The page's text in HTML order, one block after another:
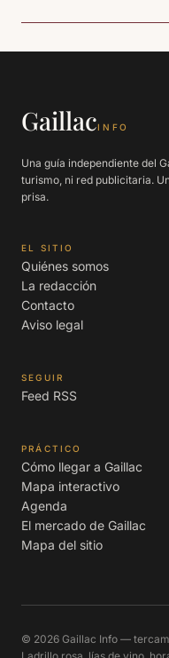
GaillacINFO
Una guía independiente del
turismo, ni red publicitaria.
prisa.
EL SITIO
Quiénes somos
La redacción
Contacto
Aviso legal
SEGUIR
Feed RSS
PRÁCTICO
Cómo llegar a Gaillac
Mapa interactivo
Agenda
El mercado de Gaillac
Mapa del sitio
© 2026 Gaillac Info —